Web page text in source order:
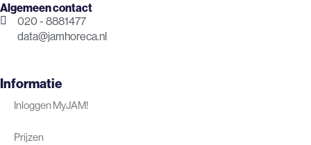
Algemeen contact
020 - 8881477
data@jamhoreca.nl
Informatie
Inloggen MyJAM!
Prijzen